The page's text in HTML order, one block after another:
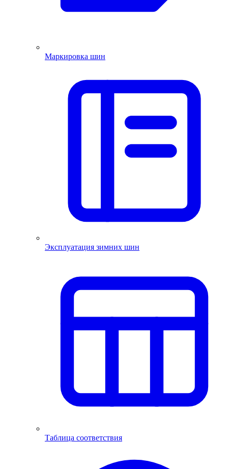
Маркировка шин
Эксплуатация зимних шин
Таблица соответствия